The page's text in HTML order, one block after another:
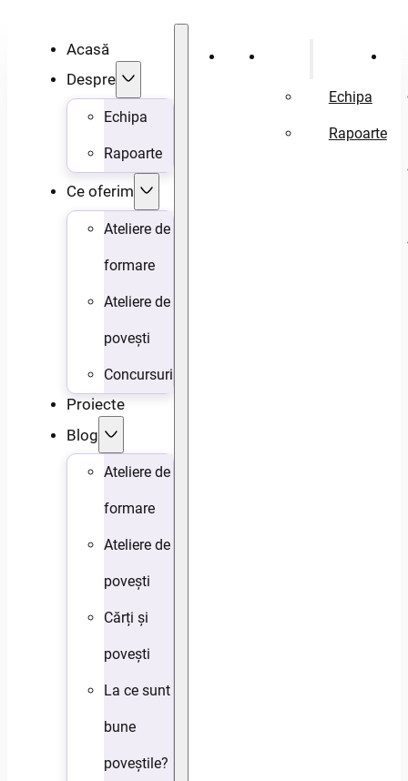
Acasă
Despre
Echipa
Rapoarte
Ce oferim
Ateliere de
formare
Ateliere de
povești
Concursuri
Proiecte
Blog
Ateliere de
formare
Ateliere de
povești
Cărți și
povești
La ce sunt
bune
poveștile?
Acasă
Echipa
Rapoarte